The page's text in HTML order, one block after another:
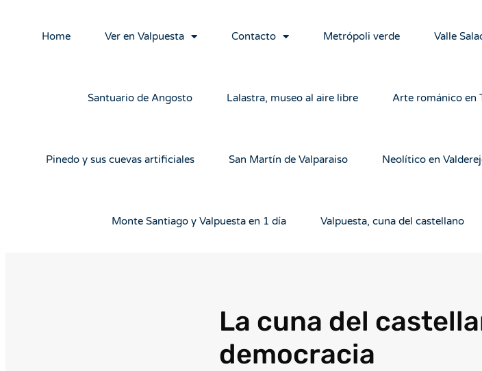
Home Ver en Valpuesta Contacto Metrópoli verde Valle
Santuario de Angosto Lalastra, museo al aire libre Arte románico en
Pinedo y sus cuevas artificiales San Martín de Valparaiso Neolítico en
Monte Santiago y Valpuesta en 1 día Valpuesta, cuna del castellano
La cuna del
democracia